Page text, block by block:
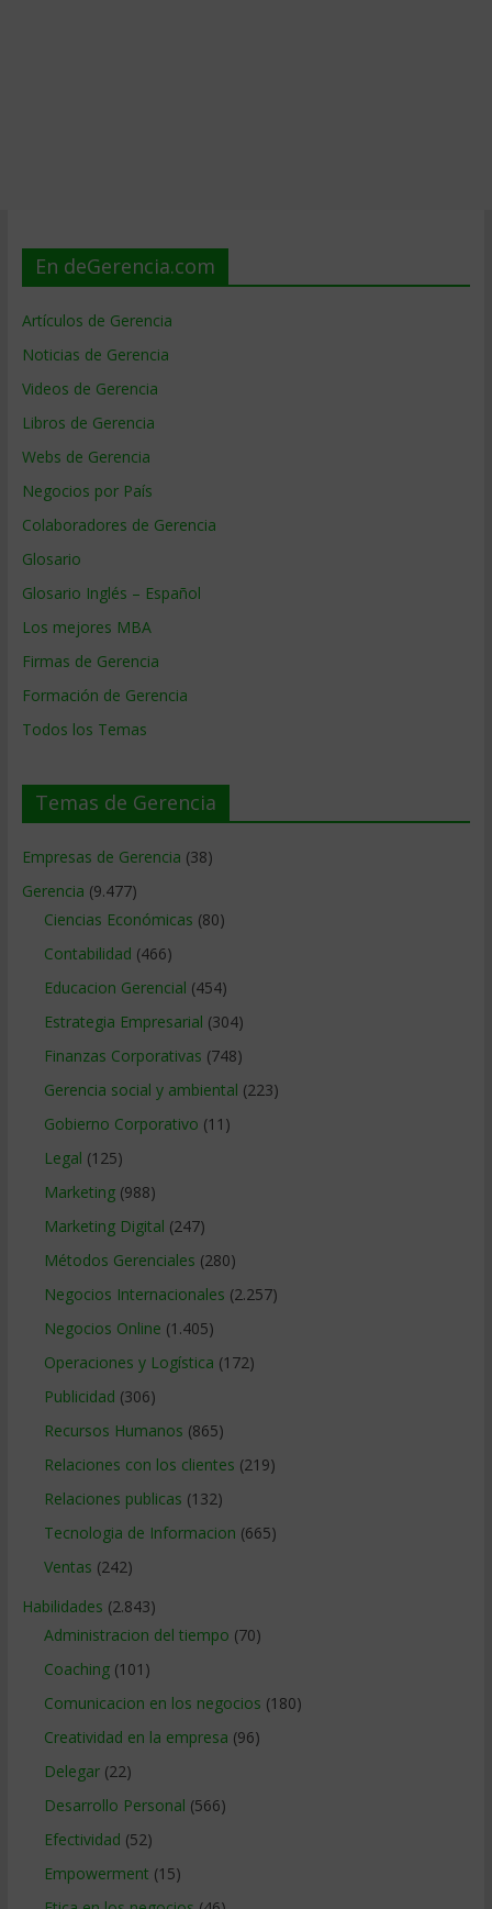
En deGerencia.com
Artículos de Gerencia
Noticias de Gerencia
Videos de Gerencia
Libros de Gerencia
Webs de Gerencia
Negocios por País
Colaboradores de Gerencia
Glosario
Glosario Inglés – Español
Los mejores MBA
Firmas de Gerencia
Formación de Gerencia
Todos los Temas
Temas de Gerencia
Empresas de Gerencia (38)
Gerencia (9.477)
Ciencias Económicas (80)
Contabilidad (466)
Educacion Gerencial (454)
Estrategia Empresarial (304)
Finanzas Corporativas (748)
Gerencia social y ambiental (223)
Gobierno Corporativo (11)
Legal (125)
Marketing(988)
Marketing Digital (247)
Métodos Gerenciales (280)
Negocios Internacionales (2.257)
Negocios Online (1.405)
Operaciones y Logística (172)
Publicidad (306)
Recursos Humanos (865)
Relaciones con los clientes (219)
Relaciones publicas (132)
Tecnologia de Informacion (665)
Ventas (242)
Habilidades (2.843)
Administracion del tiempo (70)
Coaching(101)
Comunicacion en los negocios (180)
Creatividad en la empresa (96)
Delegar(22)
Desarrollo Personal (566)
Efectividad (52)
Empowerment (15)